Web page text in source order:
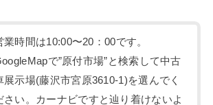
業時間は10:00〜20：00です。
で”原付市場”と検索して中古
展示場(藤沢市宮原3610-1)を選んでく
さい。カーナビですと辿り着けないよ